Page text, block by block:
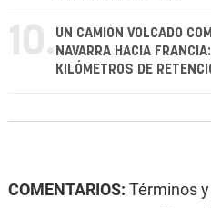
10. UN CAMIÓN VOLCADO
NAVARRA HACIA
KILÓMETROS DE
COMENTARIOS: Términos